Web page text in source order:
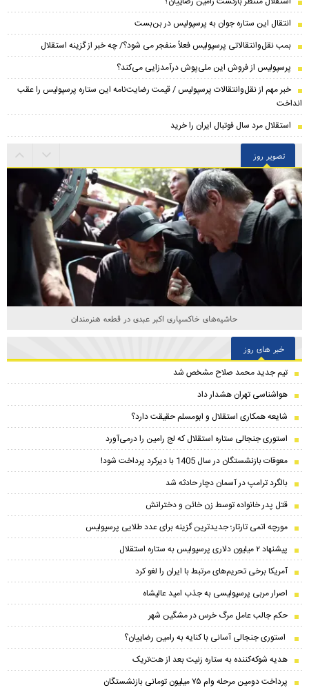
انتقال این ستاره جوان به پرسپولیس در بن‌بست
بمب نقل‌وانتقالاتی پرسپولیس فعلاً منفجر می شود؟/ چه خبر از گزینه استقلال
پرسپولیس از فروش این ملی‌پوش درآمدزایی می‌کند؟
خبر مهم از نقل‌وانتقالات پرسپولیس / قیمت رضایت‌نامه این ستاره پرسپولیس را عقب
انداخت
استقلال مرد سال فوتبال ایران را خرید
تصویر روز
حاشیه‌های خاکسپاری اکبر عبدی در قطعه هنرمندان
خبر های روز
تیم جدید محمد صلاح مشخص شد
هواشناسی تهران هشدار داد
شایعه همکاری استقلال و ابومسلم حقیقت دارد؟
استوری جنجالی ستاره استقلال که لج رامین را درمی‌آورد
معوقات بازنشستگان در سال 1405 با دیرکرد پرداخت شود!
بالگرد ترامپ در آسمان دچار حادثه شد
قتل پدر خانواده توسط زن خائن و دخترانش
مورچه اتمی تارتار؛ جدیدترین گزینه برای عدد طلایی پرسپولیس
پیشنهاد ۲ میلیون دلاری پرسپولیس به ستاره استقلال
آمریکا برخی تحریم‌های مرتبط با ایران را لغو کرد
اصرار مربی پرسپولیسی به جذب امید عالیشاه
حکم جالب عامل مرگ خرس در مشگین‌ شهر
استوری جنجالی آسانی با کنایه به رامین رضاییان؟
هدیه شوکه‌کننده به ستاره زنیت بعد از هت‌تریک
پرداخت دومین مرحله وام ۷۵ میلیون تومانی بازنشستگان